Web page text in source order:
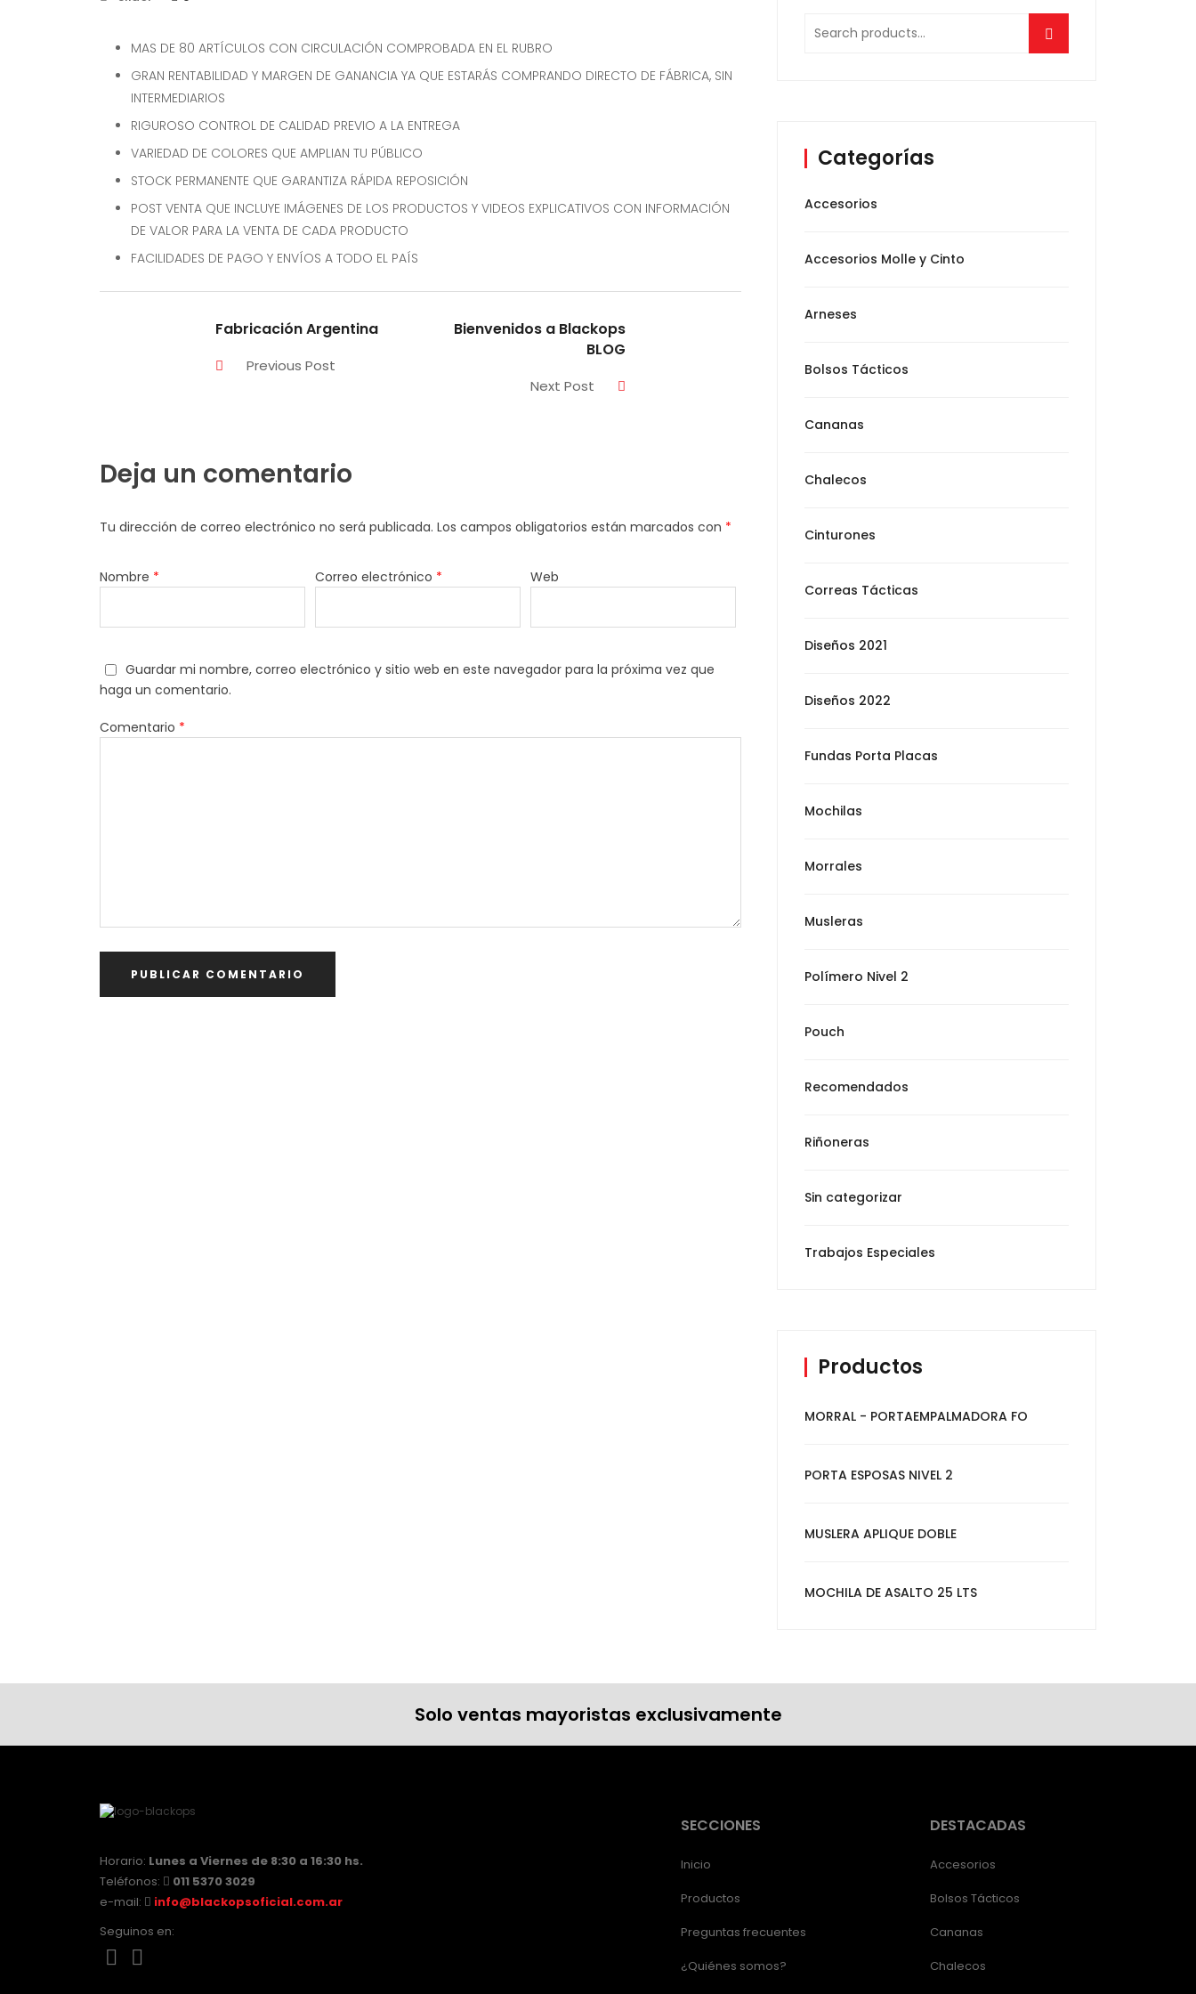
Cinturones
Correas Tácticas
Diseños 2022
Fundas Porta Placas
MAS DE 80 ARTÍCULOS CON CIRCULACIÓN COMPROBADA EN EL RUBRO
GRAN RENTABILIDAD Y MARGEN DE GANANCIA YA QUE ESTARÁS COMPRANDO DIRECTO DE FÁBRICA, SIN
INTERMEDIARIOS
RIGUROSO CONTROL DE CALIDAD PREVIO A LA ENTREGA
VARIEDAD DE COLORES QUE AMPLIAN TU PÚBLICO
STOCK PERMANENTE QUE GARANTIZA RÁPIDA REPOSICIÓN
POST VENTA QUE INCLUYE IMÁGENES DE LOS PRODUCTOS Y VIDEOS EXPLICATIVOS CON INFORMACIÓN
DE VALOR PARA LA VENTA DE CADA PRODUCTO
FACILIDADES DE PAGO Y ENVÍOS A TODO EL PAÍS
Fabricación Argentina
Previous Post
Bienvenidos a Blackops
BLOG
Next Post
Deja un comentario
Tu dirección de correo electrónico no será publicada. Los campos obligatorios están marcados con *
Nombre * Correo electrónico * Web
Guardar mi nombre, correo electrónico y sitio web en este navegador para la próxima vez que
haga un comentario.
Comentario *
Search
for:
Categorías
Accesorios
Accesorios Molle y Cinto
Arneses
Bolsos Tácticos
Cananas
Chalecos
Cinturones
Correas Tácticas
Diseños 2021
Diseños 2022
Fundas Porta Placas
Mochilas
Morrales
Musleras
Polímero Nivel 2
Pouch
Recomendados
Riñoneras
Sin categorizar
Trabajos Especiales
Productos
MORRAL - PORTAEMPALMADORA FO
PORTA ESPOSAS NIVEL 2
MUSLERA APLIQUE DOBLE
MOCHILA DE ASALTO 25 LTS
Solo ventas mayoristas exclusivamente
Horario: Lunes a Viernes de 8:30 a 16:30 hs.
Teléfonos:
011 5370 3029
e-mail:
info@blackopsoficial.com.ar
Seguinos en:
SECCIONES
Inicio
Productos
Preguntas frecuentes
¿Quiénes somos?
DESTACADAS
Accesorios
Bolsos Tácticos
Cananas
Chalecos